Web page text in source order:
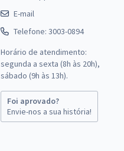
E-mail
Telefone: 3003-0894
Horário de atendimento:
segunda a sexta (8h às 20h),
sábado (9h às 13h).
Foi aprovado?
Envie-nos a sua história!